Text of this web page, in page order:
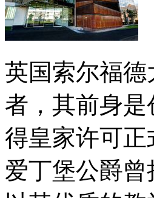
英国索尔福
者，其前身是
得皇家许可
爱丁堡公爵